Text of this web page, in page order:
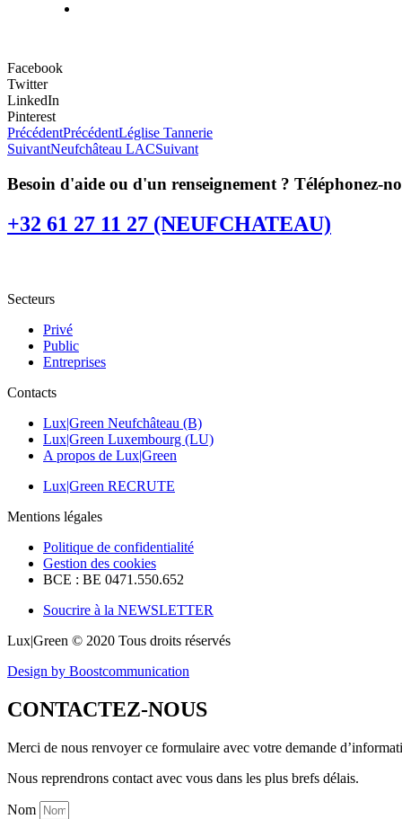
Facebook
Twitter
LinkedIn
Pinterest
PrécédentPrécédentLéglise Tannerie
SuivantNeufchâteau LACSuivant
Besoin d'aide ou d'un renseignement ? Téléphonez-
+32 61 27 11 27 (NEUFCHATEAU)
Secteurs
Privé
Public
Entreprises
Contacts
Lux|Green Neufchâteau (B)
Lux|Green Luxembourg (LU)
A propos de Lux|Green
Lux|Green RECRUTE
Mentions légales
Politique de confidentialité
Gestion des cookies
BCE : BE 0471.550.652
Soucrire à la NEWSLETTER
Lux|Green © 2020 Tous droits réservés
Design by Boostcommunication
CONTACTEZ-NOUS
Merci de nous renvoyer ce formulaire avec votre demande
Nous reprendrons contact avec vous dans les plus brefs délais.
Nom